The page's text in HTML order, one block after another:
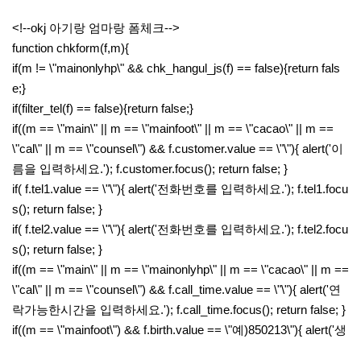
<!--okj 아기랑 엄마랑 폼체크-->
function chkform(f,m){
if(m != \"mainonlyhp\" && chk_hangul_js(f) == false){return fals
e;}
if(filter_tel(f) == false){return false;}
if((m == \"main\" || m == \"mainfoot\" || m == \"cacao\" || m ==
\"cal\" || m == \"counsel\") && f.customer.value == \"\"){ alert('이
름을 입력하세요.'); f.customer.focus(); return false; }
if( f.tel1.value == \"\"){ alert('전화번호를 입력하세요.'); f.tel1.focu
s(); return false; }
if( f.tel2.value == \"\"){ alert('전화번호를 입력하세요.'); f.tel2.focu
s(); return false; }
if((m == \"main\" || m == \"mainonlyhp\" || m == \"cacao\" || m ==
\"cal\" || m == \"counsel\") && f.call_time.value == \"\"){ alert('연
락가능한시간을 입력하세요.'); f.call_time.focus(); return false; }
if((m == \"mainfoot\") && f.birth.value == \"예)850213\"){ alert('생